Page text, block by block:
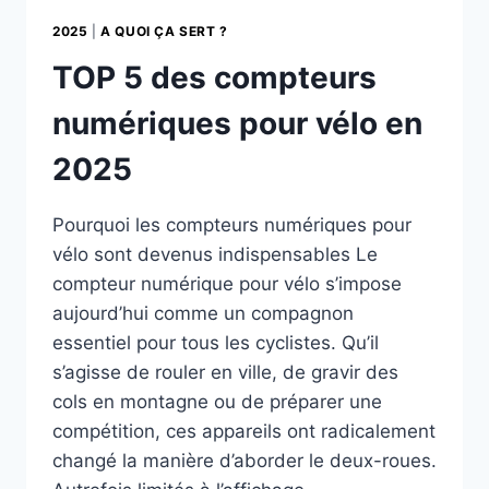
2025 |A QUOI ÇA SERT ?
TOP 5 des compteurs
numériques pour vélo en
2025
Pourquoi les compteurs numériques pour
vélo sont devenus indispensables Le
compteur numérique pour vélo s’impose
aujourd’hui comme un compagnon
essentiel pour tous les cyclistes. Qu’il
s’agisse de rouler en ville, de gravir des
cols en montagne ou de préparer une
compétition, ces appareils ont radicalement
changé la manière d’aborder le deux-roues.